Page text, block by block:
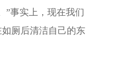
”事实上，现在我们
厕后清洁自己的东